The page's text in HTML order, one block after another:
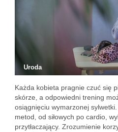
Uroda
Każda kobieta pragnie czuć się
skórze, a odpowiedni trening
osiągnięciu wymarzonej
metod, od siłowych po cardio,
przytłaczający. Zrozumienie